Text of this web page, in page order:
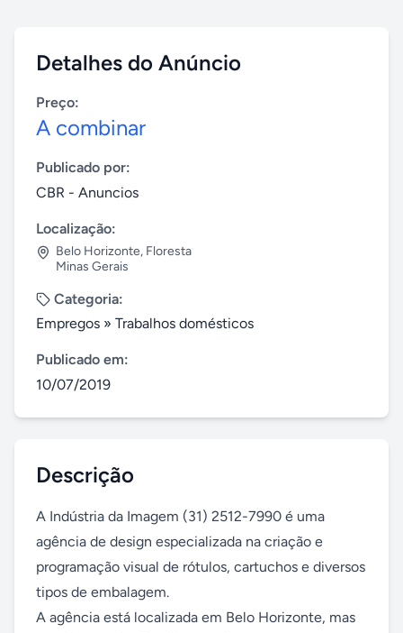
Detalhes do Anúncio
Preço:
A combinar
Publicado por:
CBR - Anuncios
Localização:
Belo Horizonte, Floresta
Minas Gerais
Categoria:
Empregos » Trabalhos domésticos
Publicado em:
10/07/2019
Descrição
A Indústria da Imagem (31) 2512-7990 é uma
agência de design especializada na criação e
programação visual de rótulos, cartuchos e diversos
tipos de embalagem.
A agência está localizada em Belo Horizonte, mas